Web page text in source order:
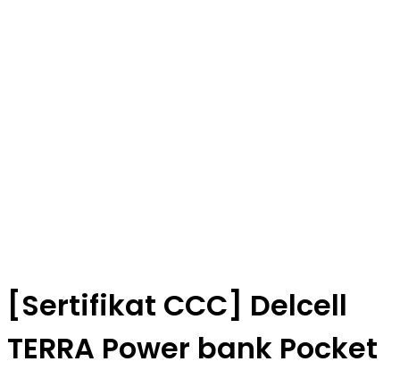
[Sertifikat CCC] Delcell
TERRA Power bank Pocket